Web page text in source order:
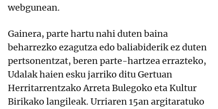
webgunean.
Gainera, parte hartu nahi duten baina
beharrezko ezagutza edo baliabiderik ez duten
pertsonentzat, beren parte-hartzea errazteko,
Udalak haien esku jarriko ditu Gertuan
Herritarrentzako Arreta Bulegoko eta Kultur
Birikako langileak. Urriaren 15an argitaratuko